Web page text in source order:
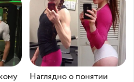
Наглядно о понятии